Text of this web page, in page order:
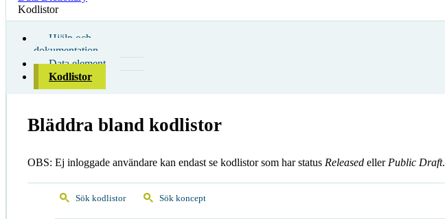
Kodlistor
Hjälp och
dokumentation
Data element
Kodlistor
Bläddra bland kodlistor
OBS: Ej inloggade användare kan endast se kodlistor som har status Released eller Public Draft.
Sök kodlistor Sök koncept